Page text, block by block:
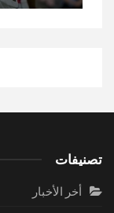
تصنيفات
أخر الأخبار